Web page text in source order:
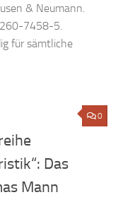
& Neumann.
7458-5.
für sämtliche
0
Das
Mann